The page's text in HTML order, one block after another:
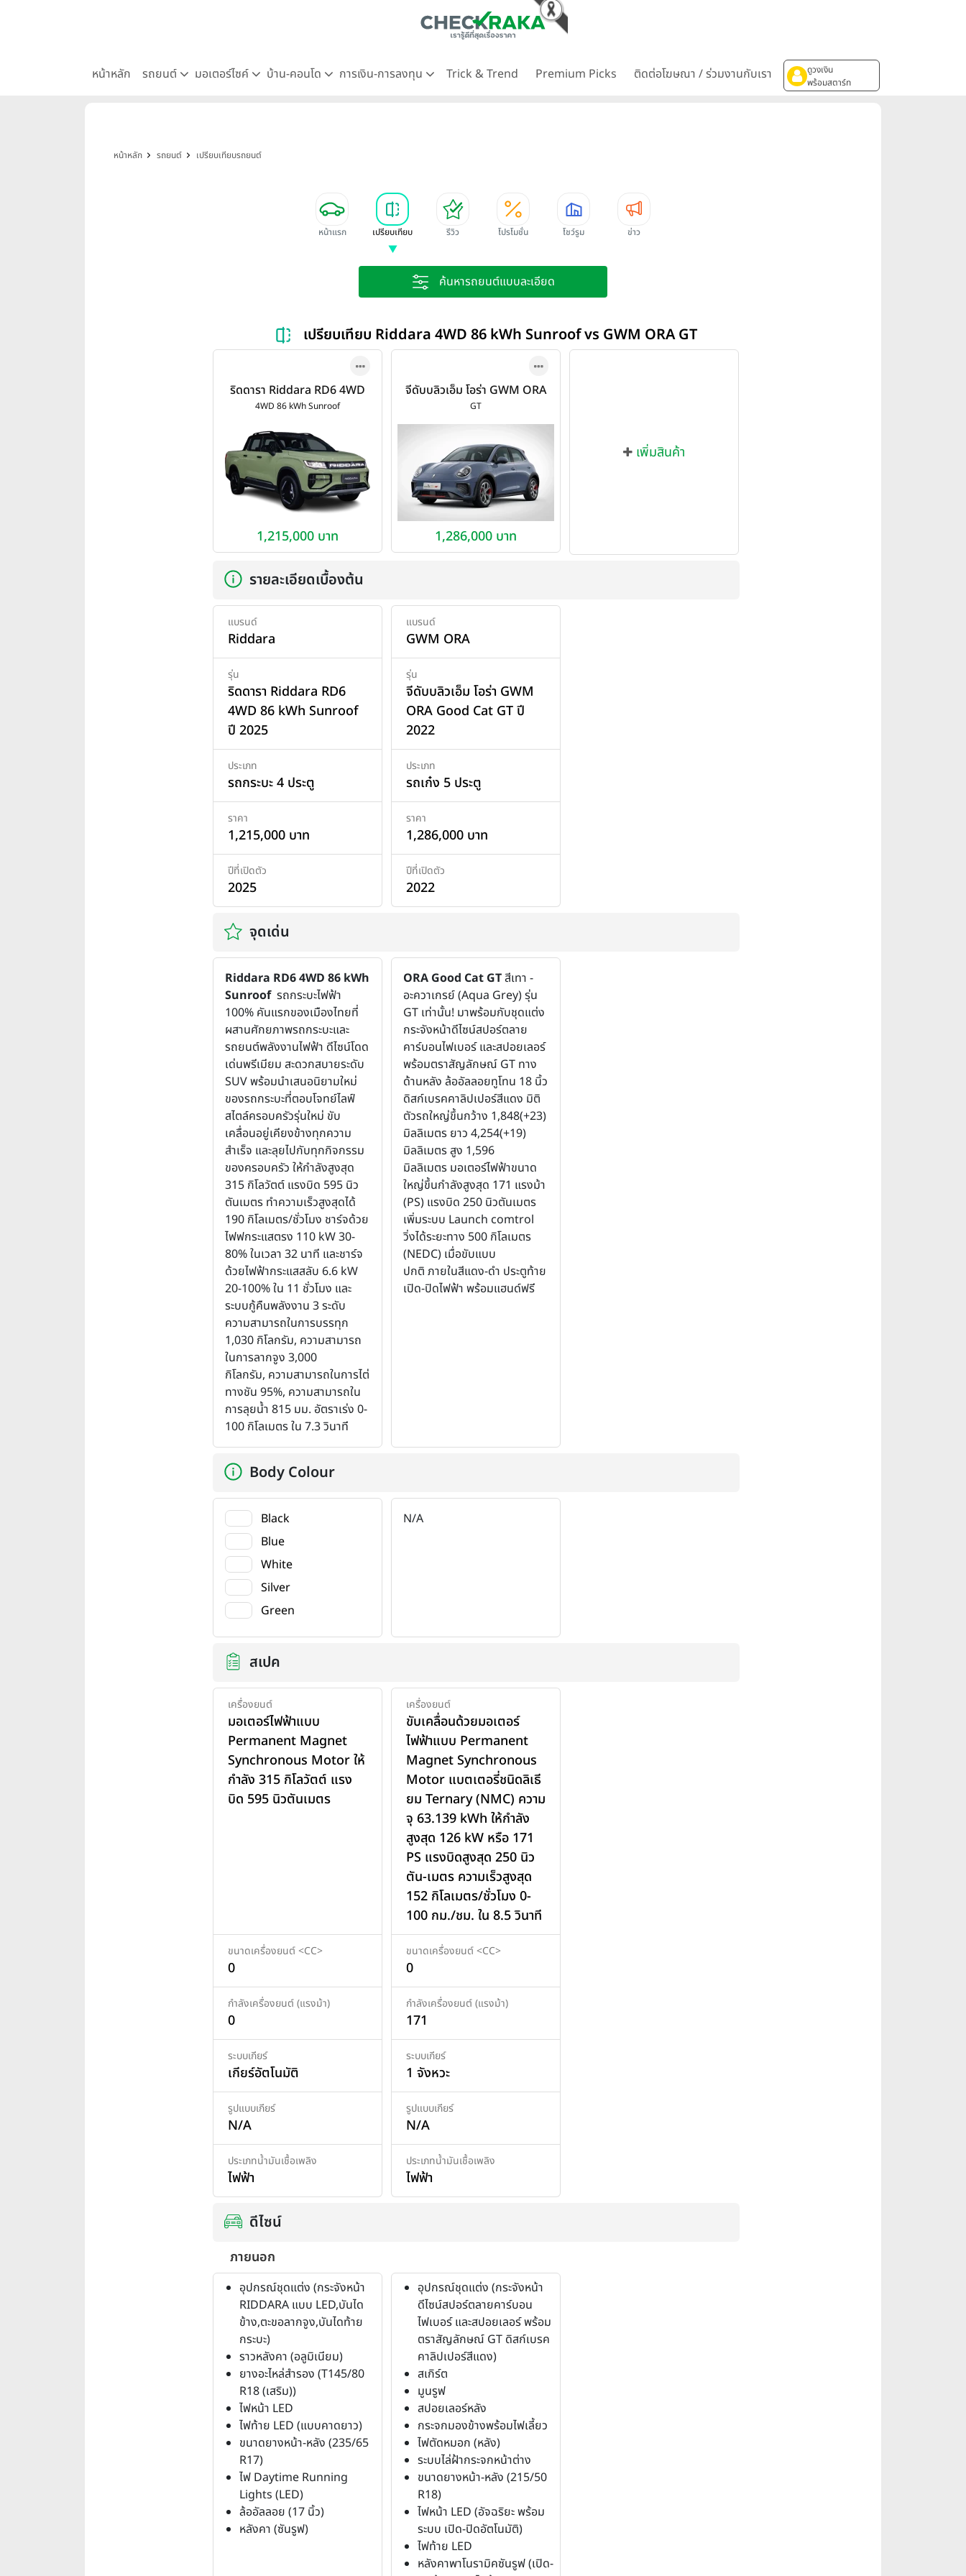
หน้าหลัก รถยนต์ มอเตอร์ไซค์ บ้าน-คอนโด การเงิน-การลงทุน Trick & Trend Premium Picks ติดต่อโฆษณา / ร่วมงานกับเรา
ดูวงเงิน
พร้อมสตาร์ท
หน้าหลัก รถยนต์ เปรียบเทียบรถยนต์
หน้าแรก เปรียบเทียบ รีวิว โปรโมชั่น โชว์รูม ข่าว
ค้นหารถยนต์แบบละเอียด
เปรียบเทียบ Riddara 4WD 86 kWh Sunroof vs GWM ORA GT
ริดดารา Riddara RD6 4WD
86 kWh Sunroof ปี 2025
4WD 86 kWh Sunroof
1,215,000 บาท
จีดับบลิวเอ็ม โอร่า GWM ORA
Good Cat GT ปี 2022
GT
1,286,000 บาท
เพิ่มสินค้า
รายละเอียดเบื้องต้น
แบรนด์
Riddara
รุ่น
ริดดารา Riddara RD6
4WD 86 kWh Sunroof
ปี 2025
ประเภท
รถกระบะ 4 ประตู
ราคา
1,215,000 บาท
ปีที่เปิดตัว
2025
แบรนด์
GWM ORA
รุ่น
จีดับบลิวเอ็ม โอร่า GWM
ORA Good Cat GT ปี
2022
ประเภท
รถเก๋ง 5 ประตู
ราคา
1,286,000 บาท
ปีที่เปิดตัว
2022
จุดเด่น
Riddara RD6 4WD 86 kWh
Sunroof รถกระบะไฟฟ้า
100% คันแรกของเมืองไทยที่
ผสานศักยภาพรถกระบะและ
รถยนต์พลังงานไฟฟ้า ดีไซน์โดด
เด่นพรีเมียม สะดวกสบายระดับ
SUV พร้อมนำเสนอนิยามใหม่
ของรถกระบะที่ตอบโจทย์ไลฟ์
สไตล์ครอบครัวรุ่นใหม่ ขับ
เคลื่อนอยู่เคียงข้างทุกความ
สำเร็จ และลุยไปกับทุกกิจกรรม
ของครอบครัว ให้กำลังสูงสุด
315 กิโลวัตต์ แรงบิด 595 นิว
ตันเมตร ทำความเร็วสูงสุดได้
190 กิโลเมตร/ชั่วโมง ชาร์จด้วย
ไฟฟกระแสตรง 110 kW 30-
80% ในเวลา 32 นาที และชาร์จ
ด้วยไฟฟ้ากระแสสลับ 6.6 kW
20-100% ใน 11 ชั่วโมง และ
ระบบกู้คืนพลังงาน 3 ระดับ
ความสามารถในการบรรทุก
1,030 กิโลกรัม, ความสามารถ
ในการลากจูง 3,000
กิโลกรัม, ความสามารถในการไต่
ทางชัน 95%, ความสามารถใน
การลุยน้ำ 815 มม. อัตราเร่ง 0-
100 กิโลเมตร ใน 7.3 วินาที
ORA Good Cat GTสีเทา -
อะควาเกรย์ (Aqua Grey) รุ่น
GT เท่านั้น! มาพร้อมกับชุดแต่ง
กระจังหน้าดีไซน์สปอร์ตลาย
คาร์บอนไฟเบอร์ และสปอยเลอร์
พร้อมตราสัญลักษณ์ GT ทาง
ด้านหลัง ล้ออัลลอยทูโทน 18 นิ้ว
ดิสก์เบรคคาลิปเปอร์สีแดง มิติ
ตัวรถใหญ่ขึ้นกว้าง 1,848(+23)
มิลลิเมตร ยาว 4,254(+19)
มิลลิเมตร สูง 1,596
มิลลิเมตร มอเตอร์ไฟฟ้าขนาด
ใหญ่ขึ้นกำลังสูงสุด 171 แรงม้า
(PS) แรงบิด 250 นิวตันเมตร
เพิ่มระบบ Launch comtrol
วิ่งได้ระยะทาง 500 กิโลเมตร
(NEDC) เมื่อขับแบบ
ปกติ ภายในสีแดง-ดำ ประตูท้าย
เปิด-ปิดไฟฟ้า พร้อมแฮนด์ฟรี
Body Colour
Black
Blue
White
Silver
Green
N/A
สเปค
เครื่องยนต์
มอเตอร์ไฟฟ้าแบบ
Permanent Magnet
Synchronous Motor ให้
กำลัง 315 กิโลวัตต์ แรง
บิด 595 นิวตันเมตร
ขนาดเครื่องยนต์ <CC>
0
กำลังเครื่องยนต์ (แรงม้า)
0
ระบบเกียร์
เกียร์อัตโนมัติ
รูปแบบเกียร์
N/A
ประเภทน้ำมันเชื้อเพลิง
ไฟฟ้า
เครื่องยนต์
ขับเคลื่อนด้วยมอเตอร์
ไฟฟ้าแบบ Permanent
Magnet Synchronous
Motor แบตเตอรี่ชนิดลิเธี
ยม Ternary (NMC) ความ
จุ 63.139 kWh ให้กำลัง
สูงสุด 126 kW หรือ 171
PS แรงบิดสูงสุด 250 นิว
ตัน-เมตร ความเร็วสูงสุด
152 กิโลเมตร/ชั่วโมง 0-
100 กม./ชม. ใน 8.5 วินาที
ขนาดเครื่องยนต์ <CC>
0
กำลังเครื่องยนต์ (แรงม้า)
171
ระบบเกียร์
1 จังหวะ
รูปแบบเกียร์
N/A
ประเภทน้ำมันเชื้อเพลิง
ไฟฟ้า
ดีไซน์
ภายนอก
อุปกรณ์ชุดแต่ง (กระจังหน้า
RIDDARA แบบ LED,บันได
ข้าง,ตะขอลากจูง,บันไดท้าย
กระบะ)
ราวหลังคา (อลูมิเนียม)
ยางอะไหล่สำรอง (T145/80
R18 (เสริม))
ไฟหน้า LED
ไฟท้าย LED (แบบคาดยาว)
ขนาดยางหน้า-หลัง (235/65
R17)
ไฟ Daytime Running
Lights (LED)
ล้ออัลลอย (17 นิ้ว)
หลังคา (ซันรูฟ)
อุปกรณ์ชุดแต่ง (กระจังหน้า
ดีไซน์สปอร์ตลายคาร์บอน
ไฟเบอร์ และสปอยเลอร์ พร้อม
ตราสัญลักษณ์ GT ดิสก์เบรค
คาลิปเปอร์สีแดง)
สเกิร์ต
มูนรูฟ
สปอยเลอร์หลัง
กระจกมองข้างพร้อมไฟเลี้ยว
ไฟตัดหมอก (หลัง)
ระบบไล่ฝ้ากระจกหน้าต่าง
ขนาดยางหน้า-หลัง (215/50
R18)
ไฟหน้า LED (อัจฉริยะ พร้อม
ระบบ เปิด-ปิดอัตโนมัติ)
ไฟท้าย LED
หลังคาพาโนรามิคซันรูฟ (เปิด-